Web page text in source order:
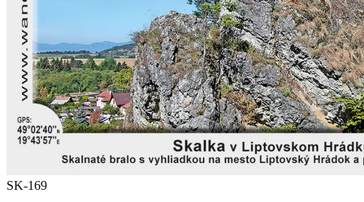
SK-169